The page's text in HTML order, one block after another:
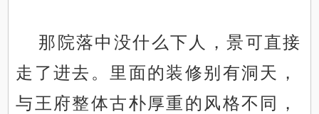
那院落中没什么下人，景可直接
走了进去。里面的装修别有洞天，
与王府整体古朴厚重的风格不同，